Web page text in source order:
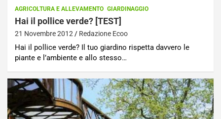
AGRICOLTURA E ALLEVAMENTO GIARDINAGGIO
Hai il pollice verde? [TEST]
21 Novembre 2012 Redazione Ecoo
Hai il pollice verde? Il tuo giardino rispetta davvero le
piante e l’ambiente e allo stesso…